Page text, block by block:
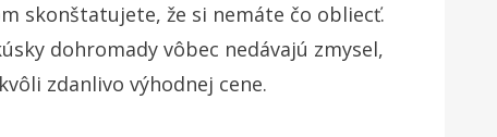
skonštatujete, že si nemáte čo obliecť.
dohromady vôbec nedávajú zmysel,
zdanlivo výhodnej cene.